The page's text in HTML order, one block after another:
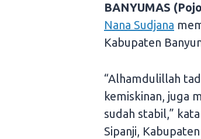
BANYUMAS
Nana Sudjana
Kabupaten
“Alhamdulillah
kemiskinan, juga
sudah stabil,”
Sipanji,